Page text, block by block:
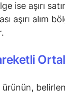
ise aşırı
aşırı alım
ürünün,